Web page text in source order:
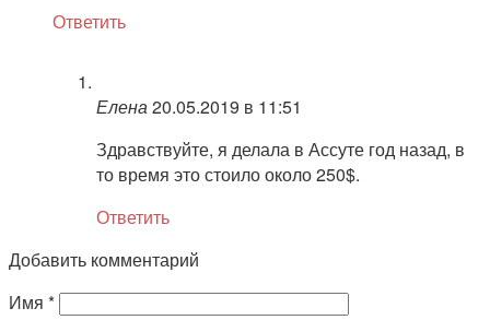
Елена
то время это стоило около 250$.
Ответить
Добавить комментарий
Email